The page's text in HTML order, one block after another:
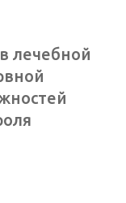
лечебной